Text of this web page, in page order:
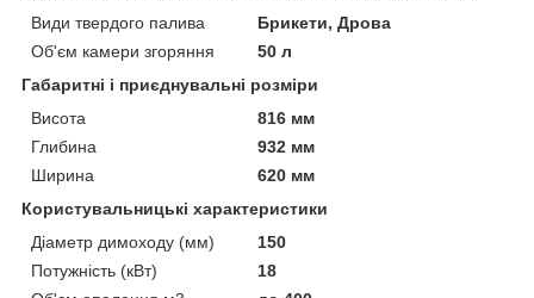
Види твердого палива
Брикети, Дрова
Об'єм камери згоряння
50 л
Габаритні і приєднувальні розміри
Висота
816 мм
Глибина
932 мм
Ширина
620 мм
Користувальницькі характеристики
Діаметр димоходу (мм)
150
Потужність (кВт)
18